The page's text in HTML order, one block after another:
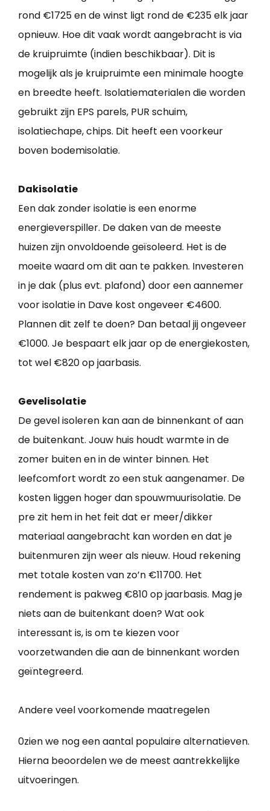
rond €1725 en de winst ligt rond de €235 elk jaar
opnieuw. Hoe dit vaak wordt aangebracht is via
de kruipruimte (indien beschikbaar). Dit is
mogelijk als je kruipruimte een minimale hoogte
en breedte heeft. Isolatiematerialen die worden
gebruikt zijn EPS parels, PUR schuim,
isolatiechape, chips. Dit heeft een voorkeur
boven bodemisolatie.
Dakisolatie
Een dak zonder isolatie is een enorme
energieverspiller. De daken van de meeste
huizen zijn onvoldoende geïsoleerd. Het is de
moeite waard om dit aan te pakken. Investeren
in je dak (plus evt. plafond) door een aannemer
voor isolatie in Dave kost ongeveer €4600.
Plannen dit zelf te doen? Dan betaal jij ongeveer
€1000. Je bespaart elk jaar op de energiekosten,
tot wel €820 op jaarbasis.
Gevelisolatie
De gevel isoleren kan aan de binnenkant of aan
de buitenkant. Jouw huis houdt warmte in de
zomer buiten en in de winter binnen. Het
leefcomfort wordt zo een stuk aangenamer. De
kosten liggen hoger dan spouwmuurisolatie. De
pre zit hem in het feit dat er meer/dikker
materiaal aangebracht kan worden en dat je
buitenmuren zijn weer als nieuw. Houd rekening
met totale kosten van zo’n €11700. Het
rendement is pakweg €810 op jaarbasis. Mag je
niets aan de buitenkant doen? Wat ook
interessant is, is om te kiezen voor
voorzetwanden die aan de binnenkant worden
geïntegreerd.
Andere veel voorkomende maatregelen
0zien we nog een aantal populaire alternatieven.
Hierna beoordelen we de meest aantrekkelijke
uitvoeringen.